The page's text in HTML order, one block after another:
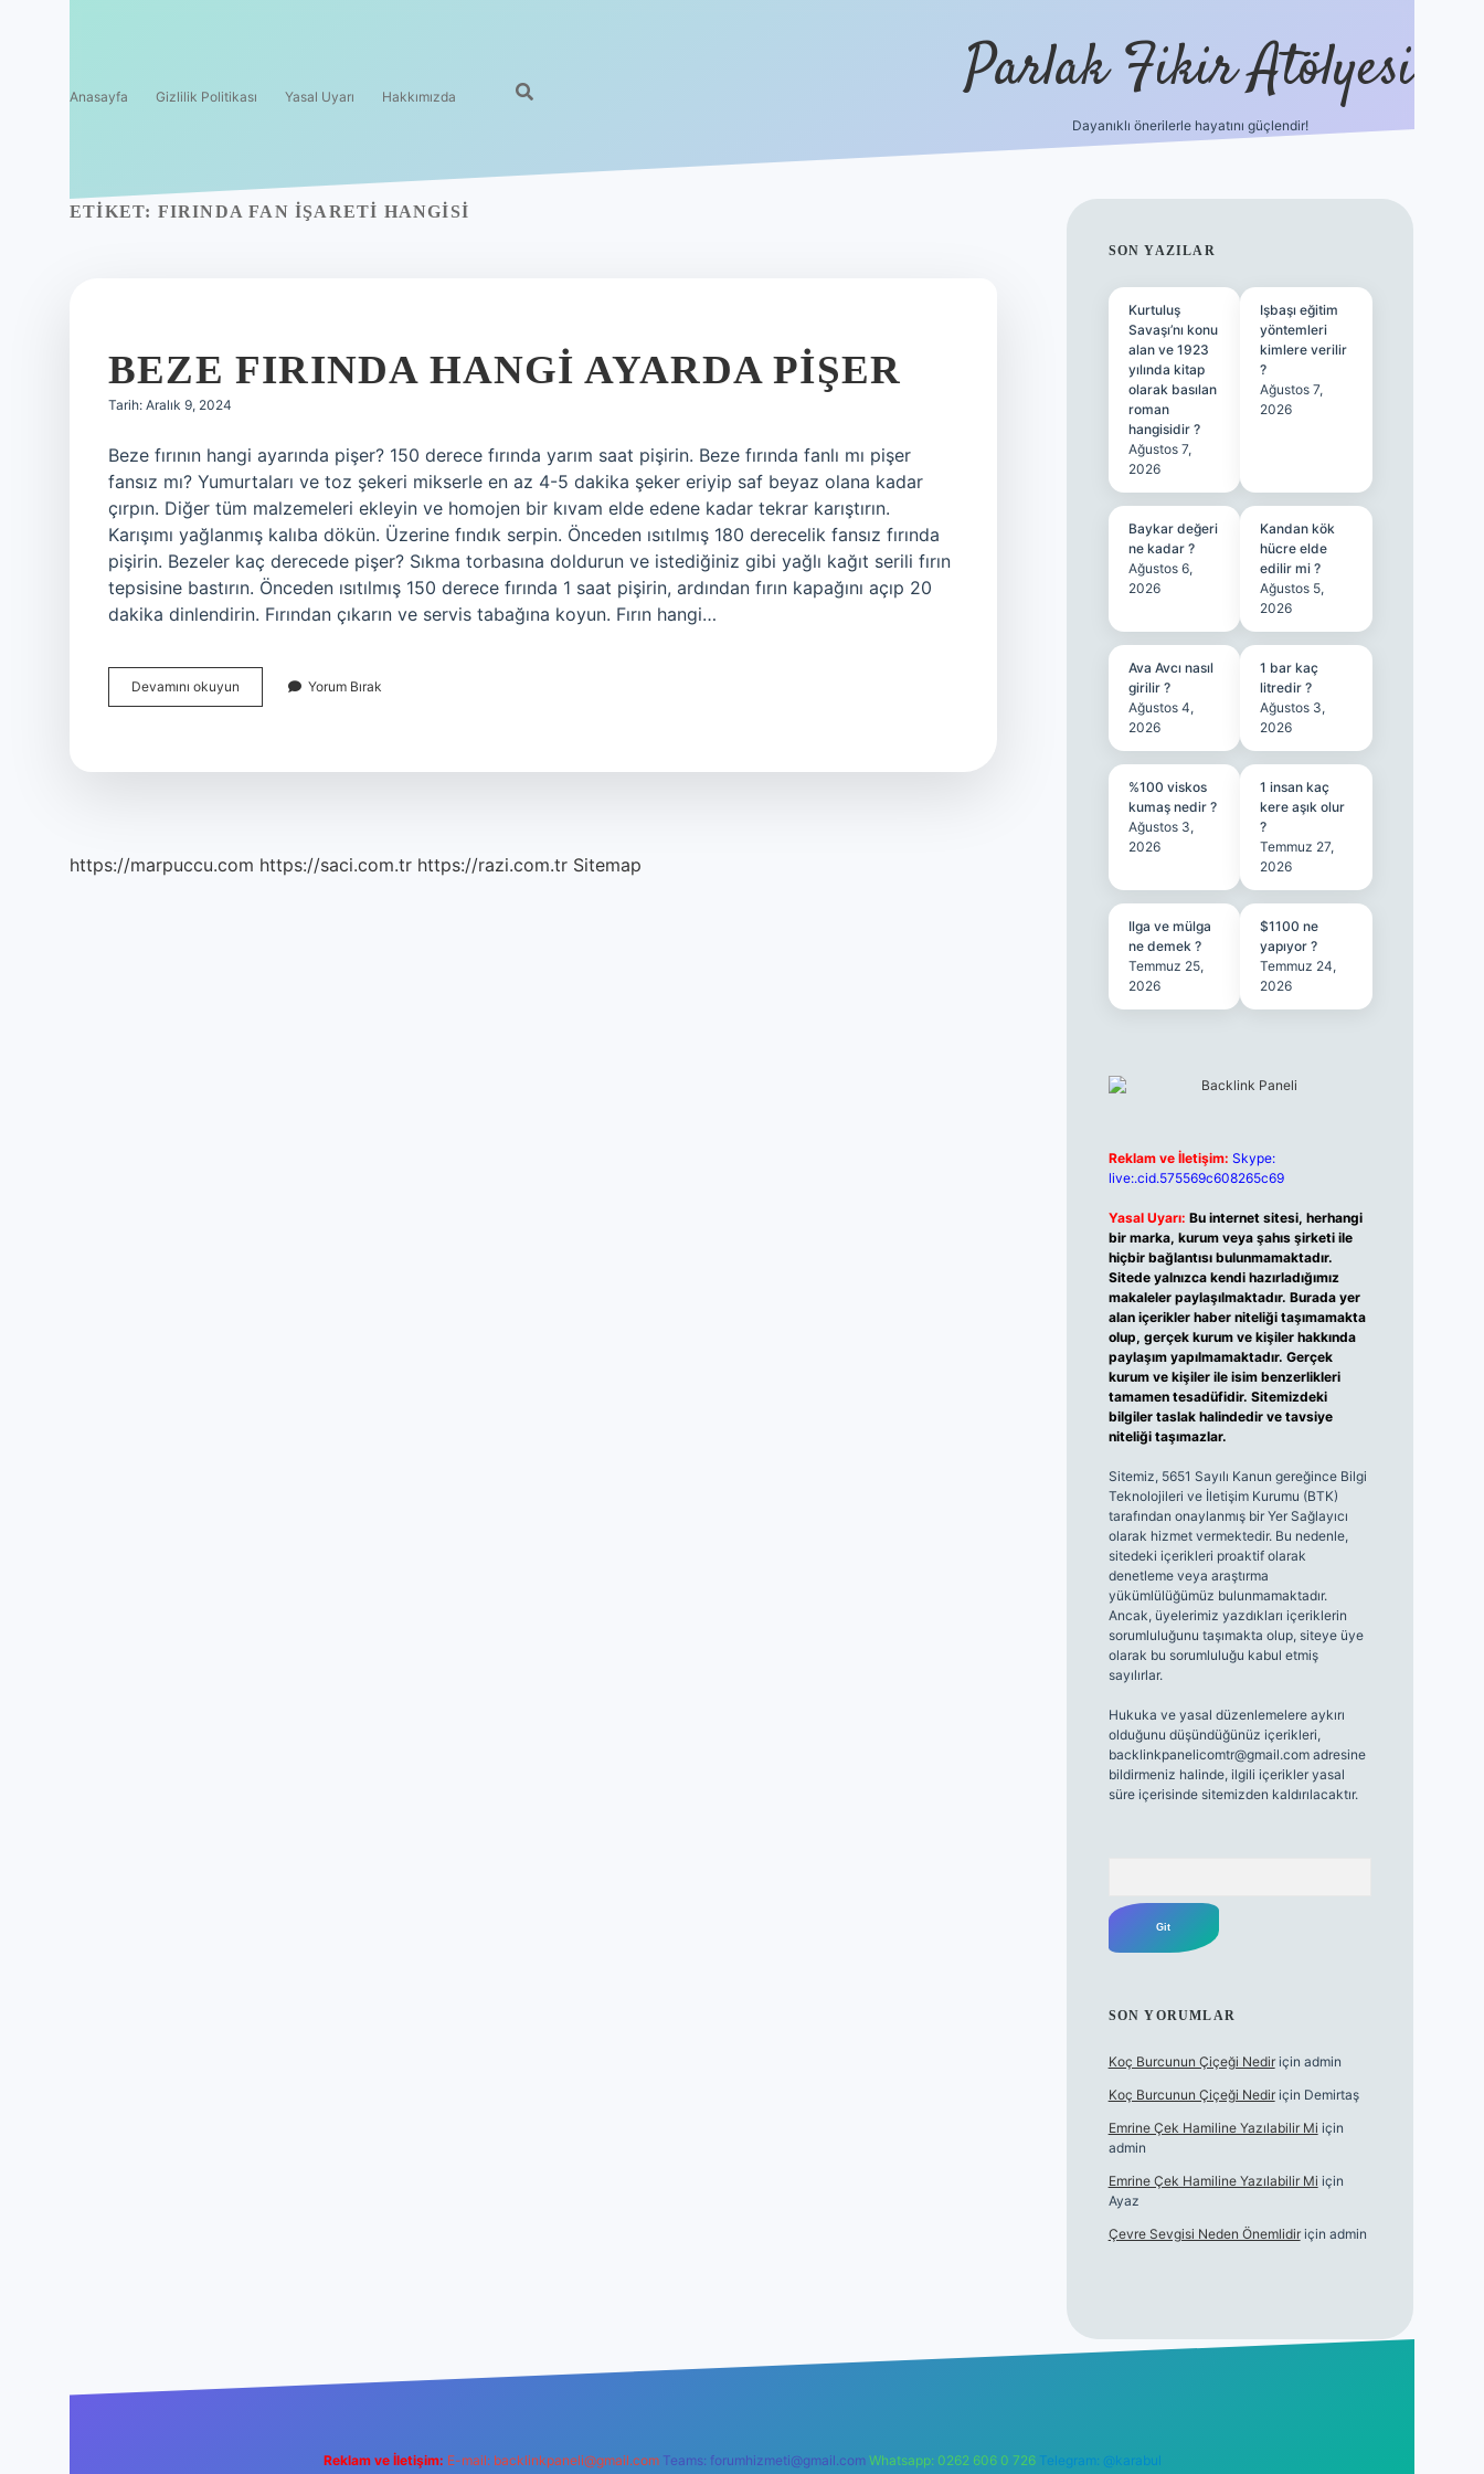
Anasayfa Gizlilik Politikası Yasal Uyarı Hakkımızda Parlak Fikir Atölyesi
Dayanıklı önerilerle hayatını güçlendir!
ETIKET: FIRINDA FAN IŞARETI HANGISI
BEZE FIRINDA HANGI AYARDA PIŞER
Tarih: Aralık 9, 2024
Beze fırının hangi ayarında pişer? 150 derece fırında yarım saat pişirin. Beze fırında fanlı mı pişer
fansız mı? Yumurtaları ve toz şekeri mikserle en az 4-5 dakika şeker eriyip saf beyaz olana kadar
çırpın. Diğer tüm malzemeleri ekleyin ve homojen bir kıvam elde edene kadar tekrar karıştırın.
Karışımı yağlanmış kalıba dökün. Üzerine fındık serpin. Önceden ısıtılmış 180 derecelik fansız fırında
pişirin. Bezeler kaç derecede pişer? Sıkma torbasına doldurun ve istediğiniz gibi yağlı kağıt serili fırın
tepsisine bastırın. Önceden ısıtılmış 150 derece fırında 1 saat pişirin, ardından fırın kapağını açıp 20
dakika dinlendirin. Fırından çıkarın ve servis tabağına koyun. Fırın hangi…
Devamını okuyun
Fırında
Yorum Bırak
https://marpuccu.com https://saci.com.tr https://razi.com.tr Sitemap
SIDEBAR
SON YAZILAR
Kurtuluş
Savaşı’nı konu
alan ve 1923
yılında kitap
olarak basılan
roman
hangisidir ?
Ağustos 7,
2026
Işbaşı eğitim
yöntemleri
kimlere verilir
?
Ağustos 7,
2026
Baykar değeri
ne kadar ?
Ağustos 6,
2026
Kandan kök
hücre elde
edilir mi ?
Ağustos 5,
2026
Ava Avcı nasıl
girilir ?
Ağustos 4,
2026
1 bar kaç
litredir ?
Ağustos 3,
2026
%100 viskos
kumaş nedir ?
Ağustos 3,
2026
1 insan kaç
kere aşık olur
?
Temmuz 27,
2026
Ilga ve mülga
ne demek ?
Temmuz 25,
2026
$1100 ne
yapıyor ?
Temmuz 24,
2026
Reklam ve İletişim: Skype:
live:.cid.575569c608265c69
Yasal Uyarı: Bu internet sitesi, herhangi
bir marka, kurum veya şahıs şirketi ile
hiçbir bağlantısı bulunmamaktadır.
Sitede yalnızca kendi hazırladığımız
makaleler paylaşılmaktadır. Burada yer
alan içerikler haber niteliği taşımamakta
olup, gerçek kurum ve kişiler hakkında
paylaşım yapılmamaktadır. Gerçek
kurum ve kişiler ile isim benzerlikleri
tamamen tesadüfidir. Sitemizdeki
bilgiler taslak halindedir ve tavsiye
niteliği taşımazlar.
Sitemiz, 5651 Sayılı Kanun gereğince Bilgi
Teknolojileri ve İletişim Kurumu (BTK)
tarafından onaylanmış bir Yer Sağlayıcı
olarak hizmet vermektedir. Bu nedenle,
sitedeki içerikleri proaktif olarak
denetleme veya araştırma
yükümlülüğümüz bulunmamaktadır.
Ancak, üyelerimiz yazdıkları içeriklerin
sorumluluğunu taşımakta olup, siteye üye
olarak bu sorumluluğu kabul etmiş
sayılırlar.
Hukuka ve yasal düzenlemelere aykırı
olduğunu düşündüğünüz içerikleri,
backlinkpanelicomtr@gmail.comadresine
bildirmeniz halinde, ilgili içerikler yasal
süre içerisinde sitemizden kaldırılacaktır.
SON YORUMLAR
Koç Burcunun Çiçeği Nediriçin admin
Koç Burcunun Çiçeği Nediriçin Demirtaş
Emrine Çek Hamiline Yazılabilir Mi için
admin
Emrine Çek Hamiline Yazılabilir Mi için
Ayaz
Çevre Sevgisi Neden Önemlidiriçin admin
ilbet casino
Reklam ve İletişim: E-mail: backlinkpaneli@gmail.com Teams: forumhizmeti@gmail.com Whatsapp: 0262 606 0 726 Telegram: @karabul